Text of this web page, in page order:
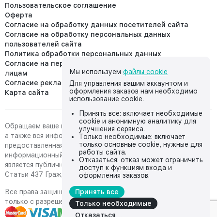
Пользовательское соглашение
Оферта
Согласие на обработку данных посетителей сайта
Согласие на обработку персональных данных
пользователей сайта
Политика обработки персональных данных
Согласие на передачу персональных данных третьим
лицам
Согласие реклама
Карта сайта
Обращаем ваше внимание на то, что данный интернет-сайт,
а также вся информация о товарах и ценах,
предоставленная на нём, носит исключительно
информационный характер и ни при каких условиях не
является публичной офертой, определяемой положениями
Статьи 437 Гражданского кодекса Российской Федерации.
Все права защищены, любое копирование с сайта возможно
только с разрешения владельца сайта
Мы используем файлы cookie
Для управления вашим аккаунтом и
оформления заказов нам необходимо
использование cookie.
Принять все: включает необходимые
cookie и анонимную аналитику для
улучшения сервиса.
Только необходимые: включает
только основные cookie, нужные для
работы сайта.
Отказаться: отказ может ограничить
доступ к функциям входа и
оформления заказов.
Принять все
Только необходимые
Отказаться